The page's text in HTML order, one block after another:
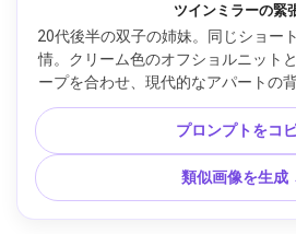
ツインミラーの緊
20代後半の双子の姉妹。同じショー
情。クリーム色のオフショルニット
ープを合わせ、現代的なアパートの
ズ。窓からのソフトな光と優しい反
のハーフボディ構図、遊び心とライ
チャと微細なフィルムグレイン仕上
ar 4:5
プロンプトをコ
類似画像を生成